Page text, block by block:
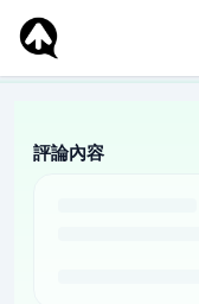
評論內容